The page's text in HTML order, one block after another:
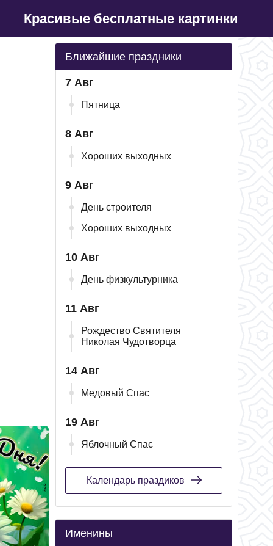
Красивые бесплатные картинки
Ближайшие праздники
7 Авг
Пятница
8 Авг
Хороших выходных
9 Авг
День строителя
Хороших выходных
10 Авг
День физкультурника
11 Авг
Рождество Святителя
Николая Чудотворца
14 Авг
Медовый Спас
19 Авг
Яблочный Спас
Календарь праздиков
Именины